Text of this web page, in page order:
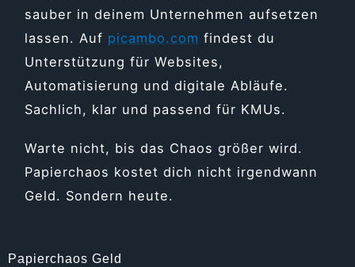
sauber in deinem Unternehmen aufsetzen
lassen. Auf picambo.com findest du
Unterstützung für Websites,
Automatisierung und digitale Abläufe.
Sachlich, klar und passend für KMUs.
Warte nicht, bis das Chaos größer wird.
Papierchaos kostet dich nicht irgendwann
Geld. Sondern heute.
Papierchaos Geld